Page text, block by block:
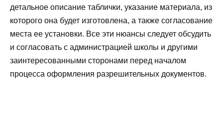
детальное описание таблички, указание материала, из
которого она будет изготовлена, а также согласование
места ее установки. Все эти нюансы следует обсудить
и согласовать с администрацией школы и другими
заинтересованными сторонами перед началом
процесса оформления разрешительных документов.